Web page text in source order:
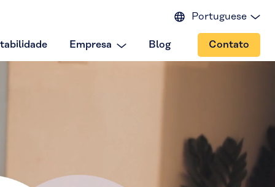
English (EU)
English (IN)
Portuguese
Empresa Blog Contato